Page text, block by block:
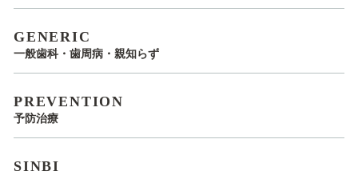
GENERIC
一般歯科・歯周病・親知らず
PREVENTION
予防治療
SINBI